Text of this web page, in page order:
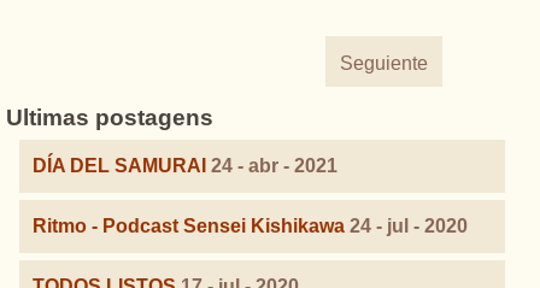
Seguiente
Ultimas postagens
DÍA DEL SAMURAI 24 - abr - 2021
Ritmo - Podcast Sensei Kishikawa 24 - jul - 2020